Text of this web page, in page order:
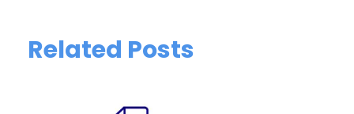
Related Posts